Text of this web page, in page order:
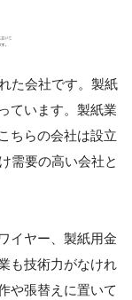
た会社です。製紙
ています。製紙業
ちらの会社は設立
需要の高い会社と
イヤー、製紙用金
も技術力がなけれ
や張替えに置いて